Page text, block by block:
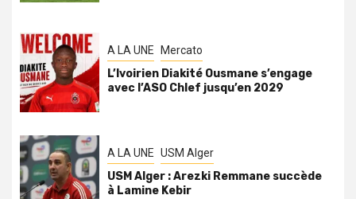
A LA UNE Mercato
L’Ivoirien Diakité Ousmane s’engage
avec l’ASO Chlef jusqu’en 2029
A LA UNE USM Alger
USM Alger : Arezki Remmane succède
à Lamine Kebir